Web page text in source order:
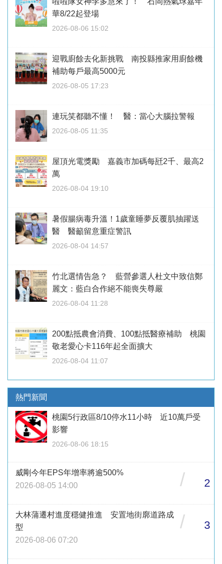
華8/22起登場
2026-08-06 15:02
迎戰廚餘去化新挑戰 南投縣推家用廚餘機
補助每戶最高5000元
2026-08-05 17:23
連玩笑都聽不懂！ 醫：當心大腦拉警報
2026-08-05 11:35
屋頂光電獎勵 嘉義市加碼每瓩2千、最高2
萬
2026-08-04 19:10
暑假腸病毒升溫！1歲童睡夢反覆肌抽躍送
醫 醫籲留意重症警訊
2026-08-04 14:57
竹北選情告急？ 藍營參選人杜文中致信鄭
麗文：藍白合作絕不能喪失尊嚴
2026-08-04 11:28
200點抵農會消費、100點抵醫療補助 桃園
敬老愛心卡116年起全面擴大
2026-08-04 11:07
熱門新聞
桃園5行政區8/10停水11小時 近10萬戶受
影響
2026-08-06 18:15
威剛今年EPS年增率將逾500%
2026-08-05 14:00
/ 2
大林蒲遷村進度穩健推進 安置地街廓道路成
型
2026-08-06 07:20
/ 3